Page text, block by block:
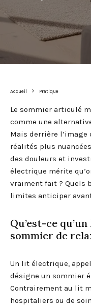
Accueil Pratique
Le sommier articulé
comme une
Mais derrière l’image
réalités plus
des douleurs et
électrique mérite
vraiment fait ? Quels
limites anticiper
Qu’est-ce
sommier de
Un lit électrique,
désigne un sommier
Contrairement au lit
hospitaliers ou de